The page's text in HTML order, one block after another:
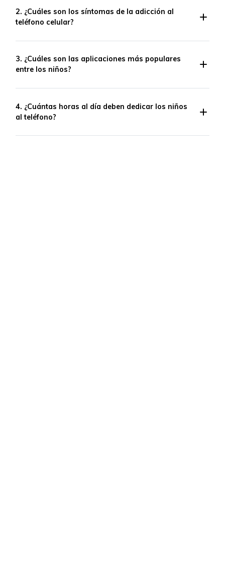
2. ¿Cuáles son los síntomas de la adicción al
teléfono celular?
3. ¿Cuáles son las aplicaciones más populares
entre los niños?
4. ¿Cuántas horas al día deben dedicar los niños
al teléfono?